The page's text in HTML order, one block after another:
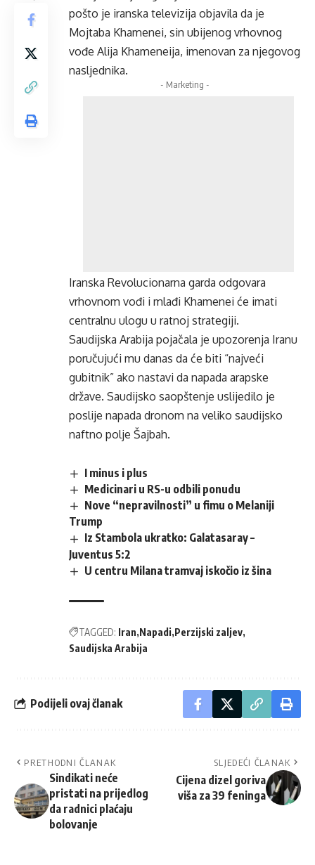
pošto je iranska televizija objavila da je
Mojtaba Khamenei, sin ubijenog vrhovnog
vođe Alija Khameneija, imenovan za njegovog
nasljednika.
- Marketing -
Iranska Revolucionarna garda odgovara
vrhovnom vođi i mlađi Khamenei će imati
centralnu ulogu u ratnoj strategiji.
Saudijska Arabija pojačala je upozorenja Iranu
poručujući mu danas da će biti “najveći
gubitnik” ako nastavi da napada arapske
države. Saudijsko saopštenje uslijedilo je
poslije napada dronom na veliko saudijsko
naftno polje Šajbah.
I minus i plus
Medicinari u RS-u odbili ponudu
Nove “nepravilnosti” u fimu o Melaniji
Trump
Iz Stambola ukratko: Galatasaray –
Juventus 5:2
U centru Milana tramvaj iskočio iz šina
TAGGED: Iran Napadi Perzijski zaljev
Saudijska Arabija
Podijeli ovaj članak
PRETHODNI ČLANAK
Sindikati neće
pristati na prijedlog
da radnici plaćaju
bolovanje
SLJEDEĆI ČLANAK
Cijena dizel goriva
viša za 39 feninga